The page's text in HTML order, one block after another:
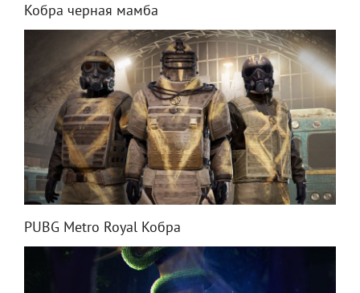
Кобра черная мамба
PUBG Metro Royal Кобра